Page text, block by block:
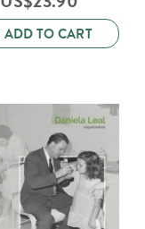
ADD TO CART